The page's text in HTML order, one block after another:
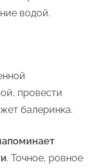
водой.
провести
балеринка.
. Точное, ровное